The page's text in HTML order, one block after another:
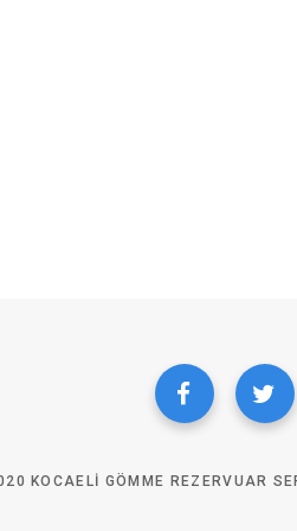
KOCAELI GÖMME REZERVUAR